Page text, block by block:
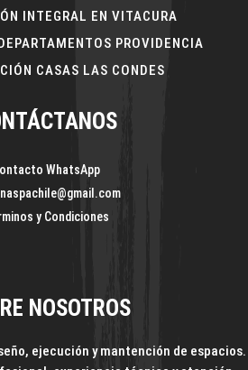
INTEGRAL EN VITACURA
PROVIDENCIA
CASAS LAS CONDES
WhatsApp
y Condiciones
NOSOTROS
ejecución y mantención de espacios.